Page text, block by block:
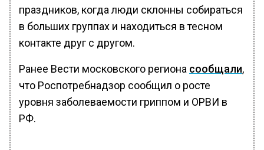
праздников, когда люди склонны собираться
в больших группах и находиться в тесном
контакте друг с другом.
Ранее Вести московского региона сообщали,
что Роспотребнадзор сообщил о росте
уровня заболеваемости гриппом и ОРВИ в
РФ.